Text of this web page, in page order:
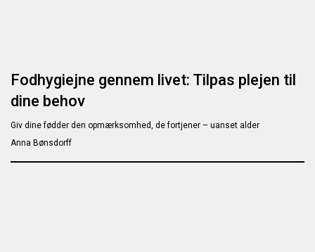
Fodhygiejne gennem livet: Tilpas plejen til
dine behov
Giv dine fødder den opmærksomhed, de fortjener – uanset alder
Anna Bønsdorff